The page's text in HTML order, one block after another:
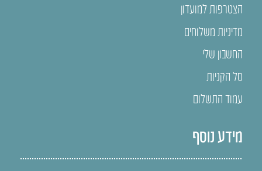
הצטרפות למועדון
מדיניות משלוחים
החשבון שלי
סל הקניות
עמוד התשלום
מידע נוסף